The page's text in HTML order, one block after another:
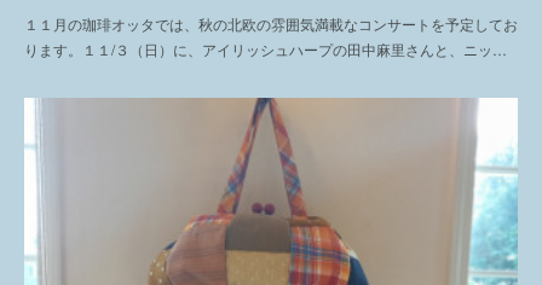
１１月の珈琲オッタでは、秋の北欧の雰囲気満載なコンサートを予定してお
ります。１１/３（日）に、アイリッシュハープの田中麻里さんと、ニッ…